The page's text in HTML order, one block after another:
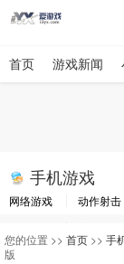
首页 游戏新闻
手机游戏
网络游戏 动作射击
您的位置 >> 首页 >> 手
版